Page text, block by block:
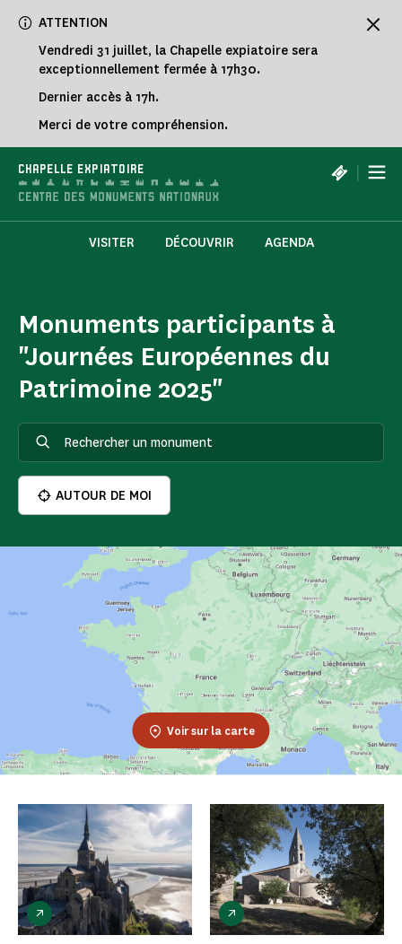
ATTENTION
Vendredi 31 juillet, la Chapelle expiatoire sera
exceptionnellement fermée à 17h30.
Dernier accès à 17h.
Merci de votre compréhension.
CHAPELLE EXPIATOIRE |
VISITER DÉCOUVRIR AGENDA
Monuments participants à
"Journées Européennes du
Patrimoine 2025"
AUTOUR DE MOI
Voir sur la carte